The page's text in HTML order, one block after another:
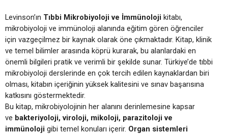
Levinson’ın Tıbbi Mikrobiyoloji ve İmmünoloji kitabı,
mikrobiyoloji ve immünoloji alanında eğitim gören öğrenciler
için vazgeçilmez bir kaynak olarak öne çıkmaktadır. Kitap, klinik
ve temel bilimler arasında köprü kurarak, bu alanlardaki en
önemli bilgileri pratik ve verimli bir şekilde sunar. Türkiye’de tıbbi
mikrobiyoloji derslerinde en çok tercih edilen kaynaklardan biri
olması, kitabın içeriğinin yüksek kalitesini ve sınav başarısına
katkısını göstermektedir.
Bu kitap, mikrobiyolojinin her alanını derinlemesine kapsar
ve bakteriyoloji, viroloji, mikoloji, parazitoloji ve
immünoloji gibi temel konuları içerir. Organ sistemleri